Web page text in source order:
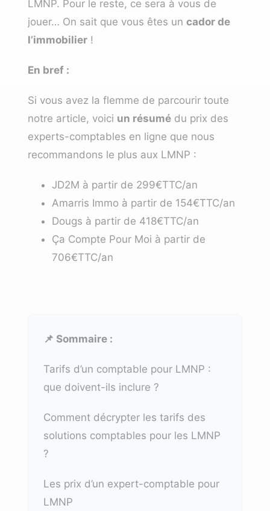
LMNP. Pour le reste, ce sera à vous de
jouer… On sait que vous êtes un cador de
l’immobilier !
En bref :
Si vous avez la flemme de parcourir toute
notre article, voici un résumé du prix des
experts-comptables en ligne que nous
recommandons le plus aux LMNP :
JD2M à partir de 299€TTC/an
Amarris Immo à partir de 154€TTC/an
Dougs à partir de 418€TTC/an
Ça Compte Pour Moi à partir de
706€TTC/an
📌 Sommaire :
Tarifs d’un comptable pour LMNP :
que doivent-ils inclure ?
Comment décrypter les tarifs des
solutions comptables pour les LMNP
?
Les prix d’un expert-comptable pour
LMNP